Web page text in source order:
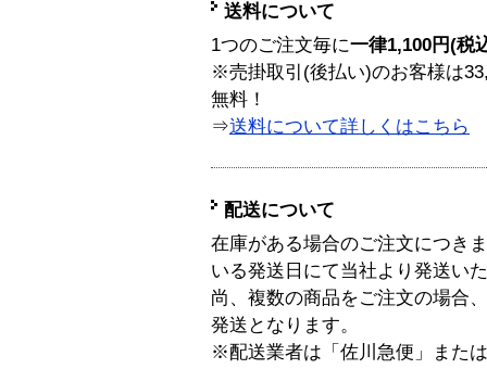
送料について
1つのご注文毎に一律1,100円(税
※売掛取引(後払い)のお客様は
無料！
⇒送料について詳しくはこちら
配送について
在庫がある場合のご注文につき
いる発送日にて当社より発送い
尚、複数の商品をご注文の場合
発送となります。
※配送業者は「佐川急便」また